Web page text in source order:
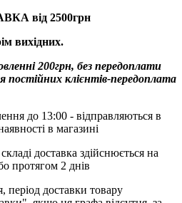
від 2500грн
вихідних.
200грн, без передоплати
постійних клієнтів-передоплата
до 13:00 - відправляються в
в магазині
доставка здійснюється на
протягом 2 днів
період доставки товару